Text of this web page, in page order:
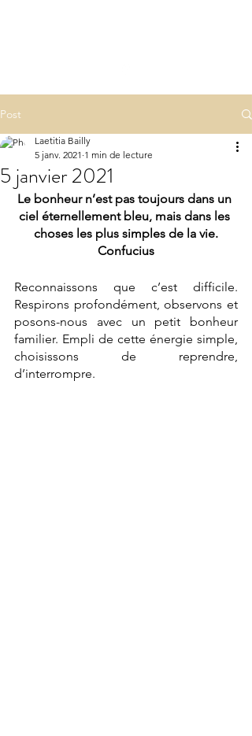
Post
5 janvier 2021
Laetitia Bailly
5 janv. 2021 1 min de lecture
Le bonheur n’est pas toujours dans un
ciel éternellement bleu, mais dans les
choses les plus simples de la vie.
Confucius
Reconnaissons que c’est difficile.
Respirons profondément, observons et
posons-nous avec un petit bonheur
familier. Empli de cette énergie simple,
choisissons de reprendre,
d’interrompre.